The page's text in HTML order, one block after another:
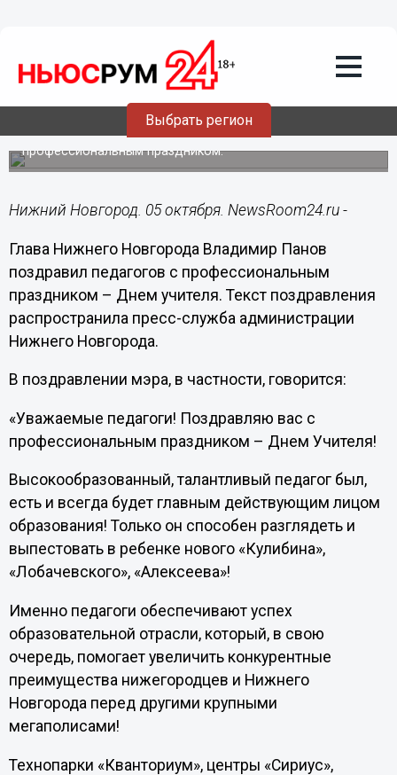
Выбрать регион
Высокообразованный, талантливый
педагог был, есть и всегда будет
главным действующим лицом
образования, – Владимир Панов
Мэр Нижнего Новгорода поздравил педагогов с
профессиональным праздником.
Нижний Новгород. 05 октября. NewsRoom24.ru -
Глава Нижнего Новгорода Владимир Панов
поздравил педагогов с профессиональным
праздником – Днем учителя. Текст поздравления
распространила пресс-служба администрации
Нижнего Новгорода.
В поздравлении мэра, в частности, говорится:
«Уважаемые педагоги! Поздравляю вас с
профессиональным праздником – Днем Учителя!
Высокообразованный, талантливый педагог был,
есть и всегда будет главным действующим лицом
образования! Только он способен разглядеть и
выпестовать в ребенке нового «Кулибина»,
«Лобачевского», «Алексеева»!
Именно педагоги обеспечивают успех
образовательной отрасли, который, в свою
очередь, помогает увеличить конкурентные
преимущества нижегородцев и Нижнего
Новгорода перед другими крупными
мегаполисами!
Технопарки «Кванториум», центры «Сириус»,